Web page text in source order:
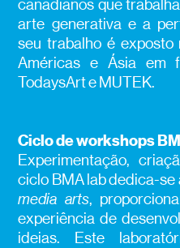
canadianos que
arte generativa e a
seu trabalho é exposto
Américas e Ásia em
TodaysArt e MUTEK.
Ciclo de workshops
Experimentação,
ciclo BMA lab dedica-
media arts,
experiência de
ideias. Este